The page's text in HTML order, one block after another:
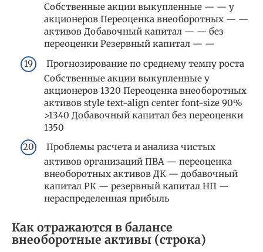
Собственные акции выкупленные — — у
акционеров Переоценка внеоборотных — —
активов Добавочный капитал — — без
переоценки Резервный капитал — —
Прогнозирование по среднему темпу роста
Собственные акции выкупленные у
акционеров 1320 Переоценка внеоборотных
активов style text-align center font-size 90%
>1340 Добавочный капитал без переоценки
1350
Проблемы расчета и анализа чистых
активов организаций ПВА — переоценка
внеоборотных активов ДК — добавочный
капитал РК — резервный капитал НП —
нераспределенная прибыль
Как отражаются в балансе
внеоборотные активы (строка)